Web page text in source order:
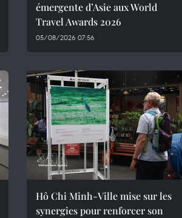
émergente d’Asie aux World
Travel Awards 2026
05/08/2026 07:56
Hô Chi Minh-Ville mise sur les
synergies pour renforcer son